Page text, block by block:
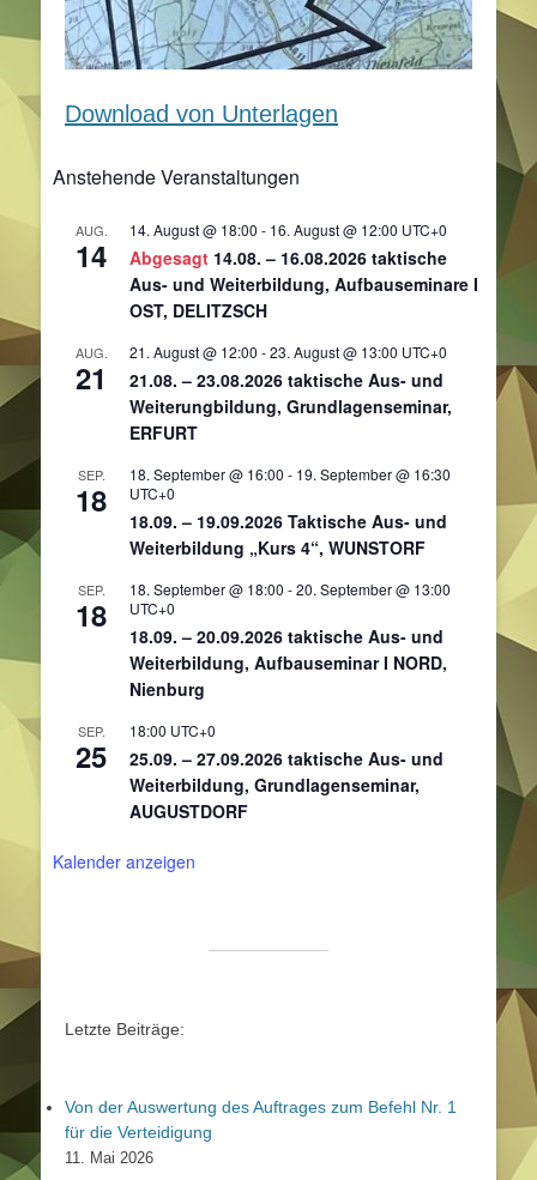
Download von Unterlagen
Anstehende Veranstaltungen
AUG.
14
14. August @ 18:00 - 16. August @ 12:00 UTC+0
Abgesagt 14.08. – 16.08.2026 taktische
Aus- und Weiterbildung, Aufbauseminare I
OST, DELITZSCH
AUG.
21
21. August @ 12:00 -23. August @ 13:00 UTC+0
21.08. – 23.08.2026 taktische Aus- und
Weiterungbildung, Grundlagenseminar,
ERFURT
SEP.
18
18. September @ 16:00 - 19. September @ 16:30
UTC+0
18.09. – 19.09.2026 Taktische Aus- und
Weiterbildung „Kurs 4“, WUNSTORF
SEP.
18
18. September @ 18:00 -20. September @ 13:00
UTC+0
18.09. – 20.09.2026 taktische Aus- und
Weiterbildung, Aufbauseminar I NORD,
Nienburg
SEP.
25
18:00 UTC+0
25.09. – 27.09.2026 taktische Aus- und
Weiterbildung, Grundlagenseminar,
AUGUSTDORF
Kalender anzeigen
Letzte Beiträge:
Von der Auswertung des Auftrages zum Befehl Nr. 1
für die Verteidigung
11. Mai 2026